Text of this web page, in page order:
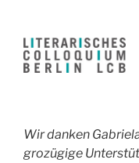
Wir danken
grozügige